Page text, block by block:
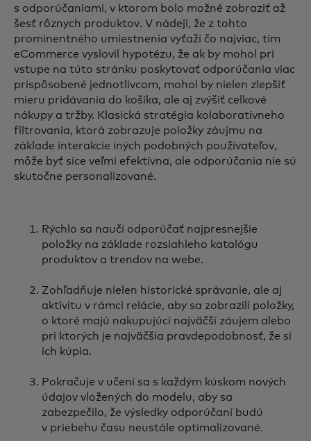
s odporúčaniami, v ktorom bolo možné zobraziť až
šesť rôznych produktov. V nádeji, že z tohto
prominentného umiestnenia vyťaží čo najviac, tím
eCommerce vyslovil hypotézu, že ak by mohol pri
vstupe na túto stránku poskytovať odporúčania viac
prispôsobené jednotlivcom, mohol by nielen zlepšiť
mieru pridávania do košíka, ale aj zvýšiť celkové
nákupy a tržby. Klasická stratégia kolaboratívneho
filtrovania, ktorá zobrazuje položky záujmu na
základe interakcie iných podobných používateľov,
môže byť síce veľmi efektívna, ale odporúčania nie sú
skutočne personalizované.
Rýchlo sa naučí odporúčať najpresnejšie
položky na základe rozsiahleho katalógu
produktov a trendov na webe.
Zohľadňuje nielen historické správanie, ale aj
aktivitu v rámci relácie, aby sa zobrazili položky,
o ktoré majú nakupujúci najväčší záujem alebo
pri ktorých je najväčšia pravdepodobnosť, že si
ich kúpia.
Pokračuje v učení sa s každým kúskom nových
údajov vložených do modelu, aby sa
zabezpečilo, že výsledky odporúčaní budú
v priebehu času neustále optimalizované.